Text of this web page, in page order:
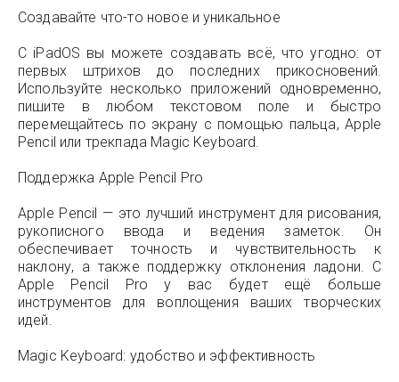
Создавайте что-то новое и уникальное
С iPadOS вы можете создавать всё, что угодно: от
первых штрихов до последних прикосновений.
Используйте несколько приложений одновременно,
пишите в любом текстовом поле и быстро
перемещайтесь по экрану с помощью пальца, Apple
Pencil или трекпада Magic Keyboard.
Поддержка Apple Pencil Pro
Apple Pencil — это лучший инструмент для рисования,
рукописного ввода и ведения заметок. Он
обеспечивает точность и чувствительность к
наклону, а также поддержку отклонения ладони. С
Apple Pencil Pro у вас будет ещё больше
инструментов для воплощения ваших творческих
идей.
Magic Keyboard: удобство и эффективность